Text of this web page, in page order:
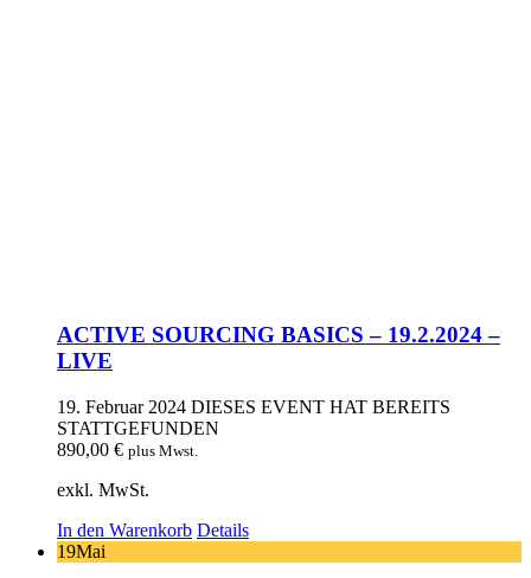
ACTIVE SOURCING BASICS – 19.2.2024 –
LIVE
19. Februar 2024 DIESES EVENT HAT BEREITS
STATTGEFUNDEN
890,00 € plus Mwst.
exkl. MwSt.
In den Warenkorb Details
19Mai